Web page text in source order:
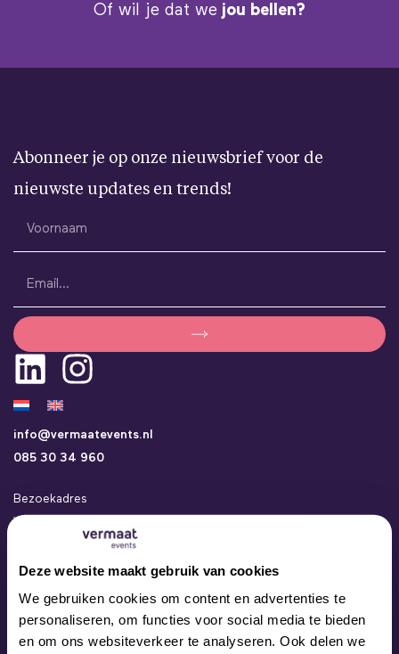
Deze website maakt gebruik van cookies
We gebruiken cookies om content en advertenties te
personaliseren, om functies voor social media te bieden
en om ons websiteverkeer te analyseren. Ook delen we
Of wil je dat we jou bellen?
Abonneer je op onze nieuwsbrief voor de
nieuwste updates en trends!
info@vermaatevents.nl
085 30 34 960
Bezoekadres
Vermaat Events
Kamerlingh Onneslaan 24a
3401 MZ IJsselstein
Concepten